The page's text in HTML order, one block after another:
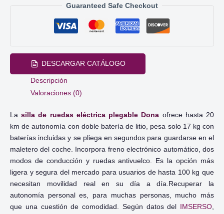
17
|
|
Autonomía
20
km
Mobiclinic
cantidad
Guaranteed Safe Checkout
DESCARGAR CATÁLOGO
Descripción
Valoraciones (0)
Lasilla de ruedas eléctrica plegable Dona ofrece hasta 20
km de autonomía con doble batería de litio, pesa solo 17 kg con
baterías incluidas y se pliega en segundos para guardarse en el
maletero del coche. Incorpora freno electrónico automático, dos
modos de conducción y ruedas antivuelco. Es la opción más
ligera y segura del mercado para usuarios de hasta 100 kg que
necesitan movilidad real en su día a día.Recuperar la
autonomía personal es, para muchas personas, mucho más
que una cuestión de comodidad. Según datos del
IMSERSO,